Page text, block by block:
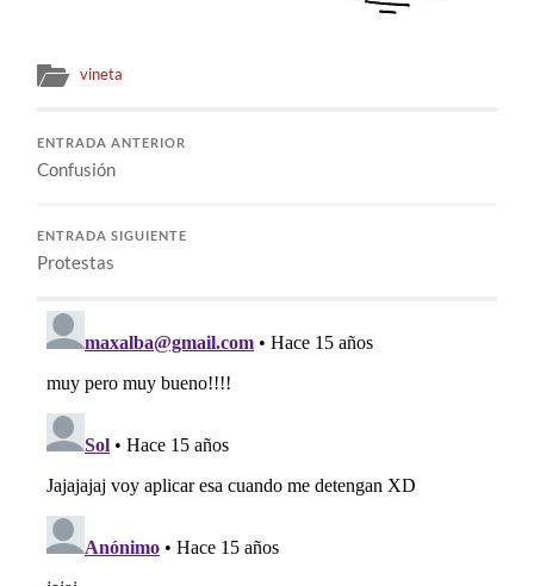
vineta
ENTRADA ANTERIOR
Confusión
ENTRADA SIGUIENTE
Protestas